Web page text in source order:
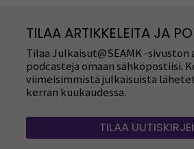
TILAA ARTIKKELEITA JA
Tilaa Julkaisut@SEAMK -
podcasteja omaan sähköpostiisi.
viimeisimmistä julkaisuista
kerran kuukaudessa.
TILAA